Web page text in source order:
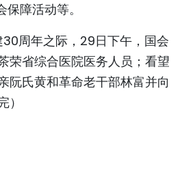
障活动等。
周年之际，29日下午，国会
荣省综合医院医务人员；看望
阮氏黄和革命老干部林富并向